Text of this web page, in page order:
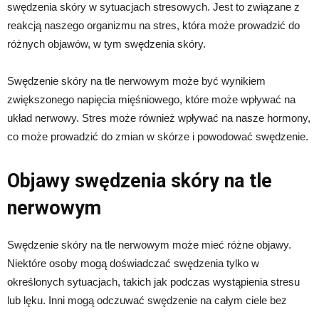
swędzenia skóry w sytuacjach stresowych. Jest to związane z
reakcją naszego organizmu na stres, która może prowadzić do
różnych objawów, w tym swędzenia skóry.
Swędzenie skóry na tle nerwowym może być wynikiem
zwiększonego napięcia mięśniowego, które może wpływać na
układ nerwowy. Stres może również wpływać na nasze hormony,
co może prowadzić do zmian w skórze i powodować swędzenie.
Objawy swędzenia skóry na tle
nerwowym
Swędzenie skóry na tle nerwowym może mieć różne objawy.
Niektóre osoby mogą doświadczać swędzenia tylko w
określonych sytuacjach, takich jak podczas wystąpienia stresu
lub lęku. Inni mogą odczuwać swędzenie na całym ciele bez